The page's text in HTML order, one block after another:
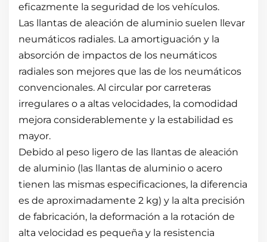
eficazmente la seguridad de los vehículos.
Las llantas de aleación de aluminio suelen llevar
neumáticos radiales. La amortiguación y la
absorción de impactos de los neumáticos
radiales son mejores que las de los neumáticos
convencionales. Al circular por carreteras
irregulares o a altas velocidades, la comodidad
mejora considerablemente y la estabilidad es
mayor.
Debido al peso ligero de las llantas de aleación
de aluminio (las llantas de aluminio o acero
tienen las mismas especificaciones, la diferencia
es de aproximadamente 2 kg) y la alta precisión
de fabricación, la deformación a la rotación de
alta velocidad es pequeña y la resistencia